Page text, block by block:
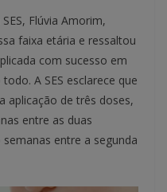
Flúvia Amorim,
faixa etária e ressaltou
com sucesso em
A SES esclarece que
aplicação de três doses,
entre as duas
entre a segunda